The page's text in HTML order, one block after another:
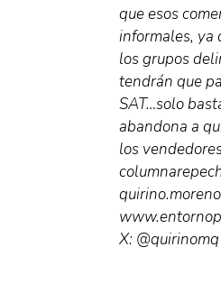
que esos
informales, ya
los grupos
tendrán que
SAT…solo
abandona a
los
X: @quirinomq